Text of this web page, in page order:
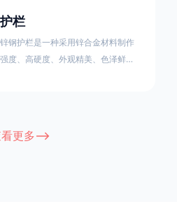
栏
钢护栏是一种采用锌合金材料制作
度、高硬度、外观精美、色泽鲜艳
确的信息。
更多-->